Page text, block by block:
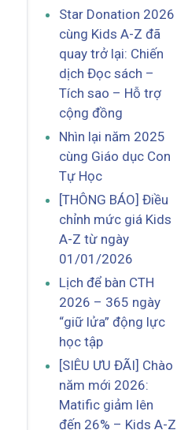
Star Donation 2026
cùng Kids A-Z đã
quay trở lại: Chiến
dịch Đọc sách –
Tích sao – Hỗ trợ
cộng đồng
Nhìn lại năm 2025
cùng Giáo dục Con
Tự Học
[THÔNG BÁO] Điều
chỉnh mức giá Kids
A-Z từ ngày
01/01/2026
Lịch để bàn CTH
2026 – 365 ngày
“giữ lửa” động lực
học tập
[SIÊU ƯU ĐÃI] Chào
năm mới 2026:
Matific giảm lên
đến 26% – Kids A-Z